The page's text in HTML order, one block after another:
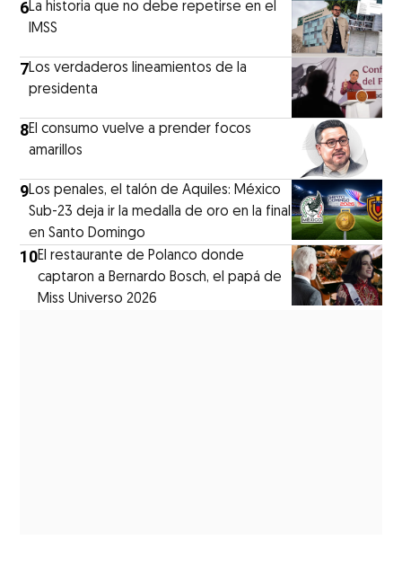
6La historia que no debe repetirse en el
IMSS
7Los verdaderos lineamientos de la
presidenta
8El consumo vuelve a prender focos
amarillos
9Los penales, el talón de Aquiles: México
Sub-23 deja ir la medalla de oro en la final
en Santo Domingo
10El restaurante de Polanco donde
captaron a Bernardo Bosch, el papá de
Miss Universo 2026